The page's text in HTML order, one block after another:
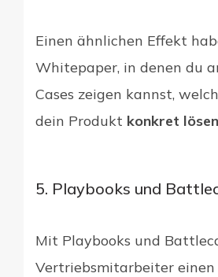
Einen ähnlichen Effekt
Whitepaper, in denen du
Cases zeigen kannst,
dein Produkt konkret lösen
5. Playbooks und
Mit Playbooks und
Vertriebsmitarbeiter einen